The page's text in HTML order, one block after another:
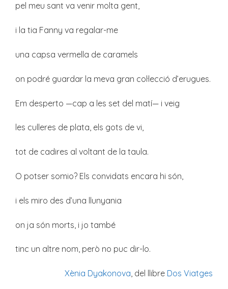
pel meu sant va venir molta gent,
i la tia Fanny va regalar-me
una capsa vermella de caramels
on podré guardar la meva gran col·lecció d’erugues.
Em desperto —cap a les set del matí— i veig
les culleres de plata, els gots de vi,
tot de cadires al voltant de la taula.
O potser somio? Els convidats encara hi són,
i els miro des d’una llunyania
on ja són morts, i jo també
tinc un altre nom, però no puc dir-lo.
Xènia Dyakonova, del llibre Dos Viatges